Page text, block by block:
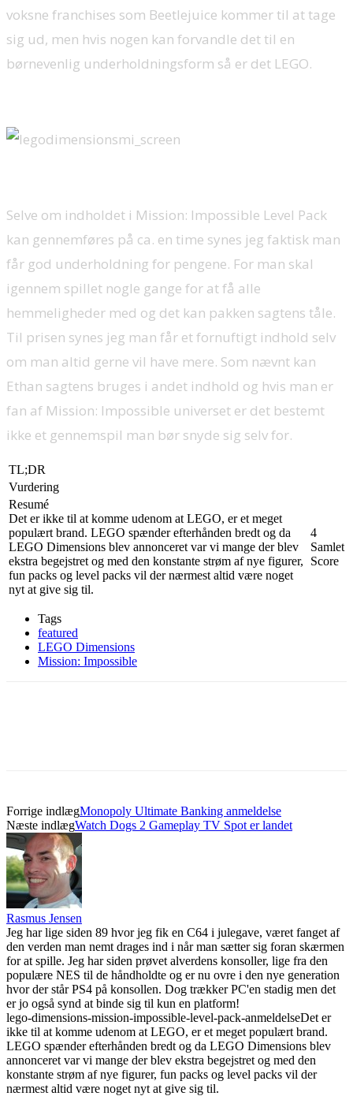
voksne franchises som Beetlejuice kommer til at tage
sig ud, men hvis nogen kan forvandle det til en
børnevenlig underholdningsform så er det LEGO.
Selve om indholdet i Mission: Impossible Level Pack
kan gennemføres på ca. en time synes jeg faktisk man
får god underholdning for pengene. For man skal
igennem spillet nogle gange for at få alle
hemmeligheder med og det kan pakken sagtens tåle.
Til prisen synes jeg man får et fornuftigt indhold selv
om man altid gerne vil have mere. Som nævnt kan
Ethan sagtens bruges i andet indhold og hvis man er
fan af Mission: Impossible universet er det bestemt
ikke et gennemspil man bør snyde sig selv for.
TL;DR
Vurdering
Resumé
Det er ikke til at komme udenom at LEGO, er et meget
populært brand. LEGO spænder efterhånden bredt og da
LEGO Dimensions blev annonceret var vi mange der blev
ekstra begejstret og med den konstante strøm af nye figurer,
fun packs og level packs vil der nærmest altid være noget
nyt at give sig til.
4
Samlet
Score
Tags
featured
LEGO Dimensions
Mission: Impossible
Forrige indlægMonopoly Ultimate Banking anmeldelse
Næste indlægWatch Dogs 2 Gameplay TV Spot er landet
Rasmus Jensen
Jeg har lige siden 89 hvor jeg fik en C64 i julegave, været fanget af
den verden man nemt drages ind i når man sætter sig foran skærmen
for at spille. Jeg har siden prøvet alverdens konsoller, lige fra den
populære NES til de håndholdte og er nu ovre i den nye generation
hvor der står PS4 på konsollen. Dog trækker PC'en stadig men det
er jo også synd at binde sig til kun en platform!
lego-dimensions-mission-impossible-level-pack-anmeldelseDet er
ikke til at komme udenom at LEGO, er et meget populært brand.
LEGO spænder efterhånden bredt og da LEGO Dimensions blev
annonceret var vi mange der blev ekstra begejstret og med den
konstante strøm af nye figurer, fun packs og level packs vil der
nærmest altid være noget nyt at give sig til.